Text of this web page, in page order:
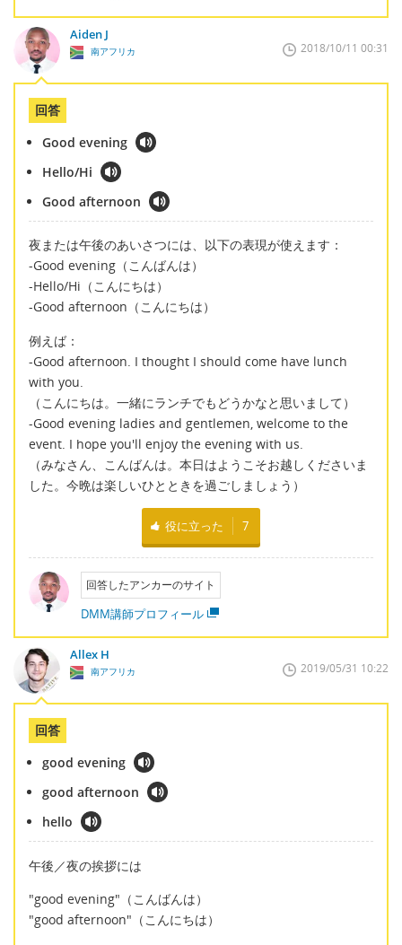
Aiden J
南アフリカ 2018/10/11 00:31
回答
Good evening
Hello/Hi
Good afternoon
夜または午後のあいさつには、以下の表現が使えます：
-Good evening（こんばんは）
-Hello/Hi（こんにちは）
-Good afternoon（こんにちは）
例えば：
-Good afternoon. I thought I should come have lunch
with you.
（こんにちは。一緒にランチでもどうかなと思いまして）
-Good evening ladies and gentlemen, welcome to the
event. I hope you'll enjoy the evening with us.
（みなさん、こんばんは。本日はようこそお越しくださいま
した。今晩は楽しいひとときを過ごしましょう）
役に立った 7
回答したアンカーのサイト
DMM講師プロフィール
Allex H
南アフリカ 2019/05/31 10:22
回答
good evening
good afternoon
hello
午後／夜の挨拶には
"good evening"（こんばんは）
"good afternoon"（こんにちは）